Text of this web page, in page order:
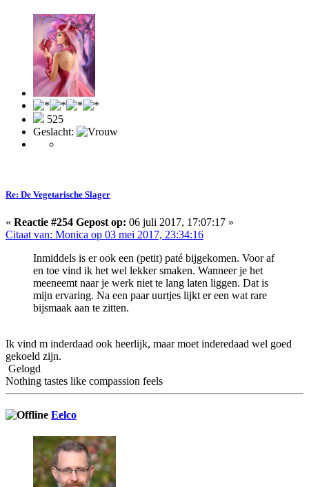
525
Geslacht:
Re: De Vegetarische Slager
« Reactie #254 Gepost op: 06 juli 2017, 17:07:17 »
Citaat van: Monica op 03 mei 2017, 23:34:16
Inmiddels is er ook een (petit) paté bijgekomen. Voor af
en toe vind ik het wel lekker smaken. Wanneer je het
meeneemt naar je werk niet te lang laten liggen. Dat is
mijn ervaring. Na een paar uurtjes lijkt er een wat rare
bijsmaak aan te zitten.
Ik vind m inderdaad ook heerlijk, maar moet inderedaad wel goed
gekoeld zijn.
Gelogd
Nothing tastes like compassion feels
Eelco